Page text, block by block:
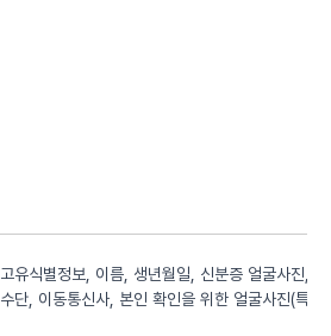
고유식별정보, 이름, 생년월일, 신분증 얼굴사진,
수단, 이동통신사, 본인 확인을 위한 얼굴사진(특징